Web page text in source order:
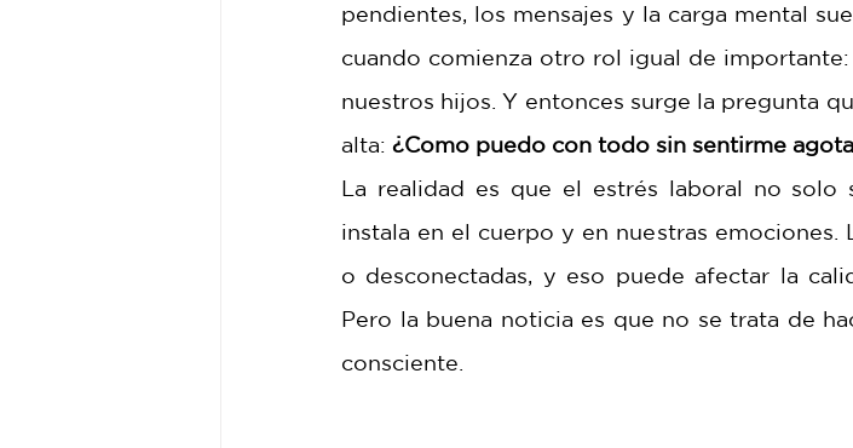
pendientes, los mensajes y la carga mental
cuando comienza otro rol igual de
nuestros hijos. Y entonces surge la pregunta
alta: ¿Como puedo con todo sin sentirme
La realidad es que el estrés laboral no solo
instala en el cuerpo y en nuestras emociones.
o desconectadas, y eso puede afectar la
Pero la buena noticia es que no se trata de
consciente.